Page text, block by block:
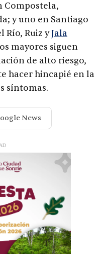
Compostela,
y uno en Santiago
Río, Ruiz yJala
mayores siguen
de alto riesgo,
hacer hincapié en la
síntomas.
News